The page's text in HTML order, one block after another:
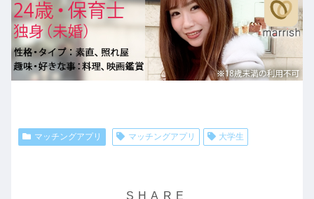
マッチングアプリ マッチングアプリ 大学生